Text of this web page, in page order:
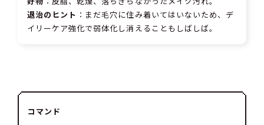
退治のヒント ：まだ毛穴に住み着いてはいないため、デ
イリーケア強化で弱体化し消えることもしばしば。
コマンド